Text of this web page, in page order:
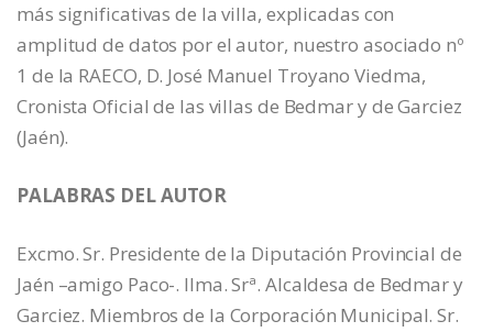
más significativas de la villa, explicadas con
amplitud de datos por el autor, nuestro asociado nº
1 de la RAECO, D. José Manuel Troyano Viedma,
Cronista Oficial de las villas de Bedmar y de Garciez
(Jaén).
PALABRAS DEL AUTOR
Excmo. Sr. Presidente de la Diputación Provincial de
Jaén –amigo Paco-. Ilma. Srª. Alcaldesa de Bedmar y
Garciez. Miembros de la Corporación Municipal. Sr.